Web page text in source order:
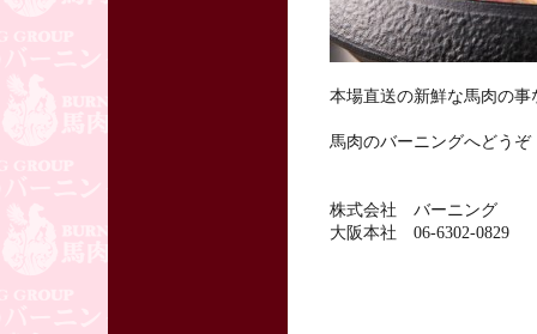
本場直送の新鮮な馬肉の事
馬肉のバーニングへどうぞ
株式会社 バーニング
大阪本社 06-6302-0829